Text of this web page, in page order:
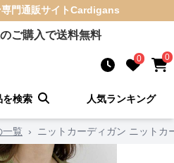
専門通販サイトCardigans
ご購入で送料無料
0 0
を検索 人気ランキング
一覧 › ニットカーディガン ニット